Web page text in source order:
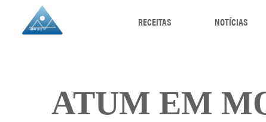
RECEITAS NOTÍCIAS
ATUM EM